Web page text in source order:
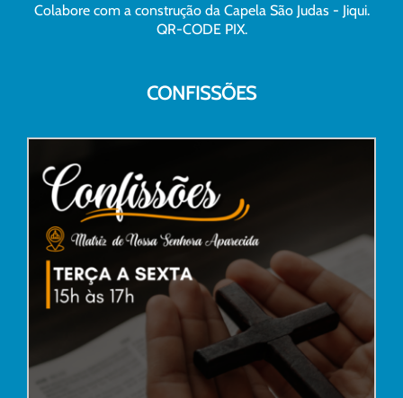
Colabore com a construção da Capela São Judas - Jiqui.
QR-CODE PIX.
CONFISSÕES